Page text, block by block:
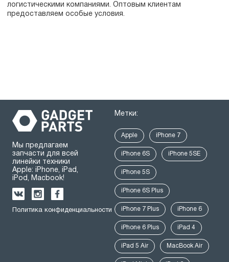
логистическими компаниями. Оптовым клиентам
предоставляем особые условия.
Мы предлагаем
запчасти для всей
линейки техники
Apple: iPhone, iPad,
iPod, Macbook!
Политика конфиденциальности
Метки:
Apple iPhone 7
iPhone 6S iPhone 5SE
iPhone 5S
iPhone 6S Plus
iPhone 7 Plus iPhone 6
iPhone 6 Plus iPad 4
iPad 5 Air MacBook Air